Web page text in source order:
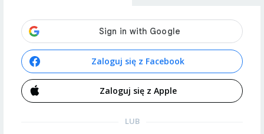
Zaloguj się z Facebook
Zaloguj się z Apple
LUB